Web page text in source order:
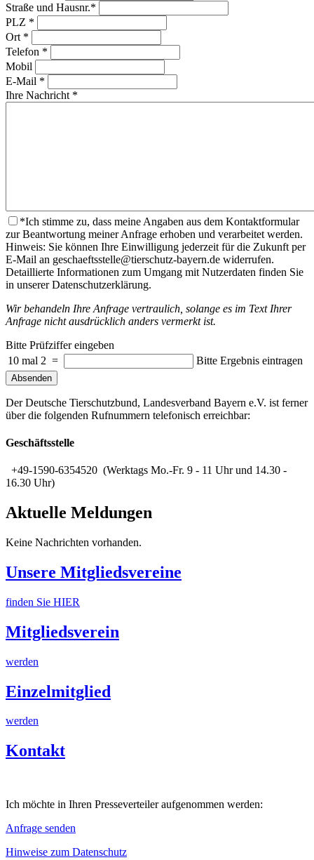
Straße und Hausnr.*
PLZ *
Ort *
Telefon *
Mobil
E-Mail *
Ihre Nachricht *
*Ich stimme zu, dass meine Angaben aus dem Kontaktformular
zur Beantwortung meiner Anfrage erhoben und verarbeitet werden.
Hinweis: Sie können Ihre Einwilligung jederzeit für die Zukunft per
E-Mail an geschaeftsstelle@tierschutz-bayern.de widerrufen.
Detaillierte Informationen zum Umgang mit Nutzerdaten finden Sie
in unserer Datenschutzerklärung.
Wir behandeln Ihre Anfrage vertraulich, solange es im Text Ihrer
Anfrage nicht ausdrücklich anders vermerkt ist.
Bitte Prüfziffer eingeben
10 mal 2 = Bitte Ergebnis eintragen
Absenden
Der Deutsche Tierschutzbund, Landesverband Bayern e.V. ist ferner
über die folgenden Rufnummern telefonisch erreichbar:
Geschäftsstelle
+49-1590-6354520 (Werktags Mo.-Fr. 9 - 11 Uhr und 14.30 -
16.30 Uhr)
Aktuelle Meldungen
Keine Nachrichten vorhanden.
Unsere Mitgliedsvereine
finden Sie HIER
Mitgliedsverein
werden
Einzelmitglied
werden
Kontakt
Ich möchte in Ihren Presseverteiler aufgenommen werden:
Anfrage senden
Hinweise zum Datenschutz